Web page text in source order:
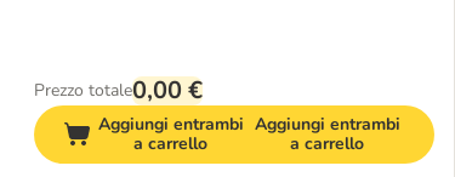
Prezzo totale0,00 €
Aggiungi entrambi
a carrello
Aggiungi entrambi
a carrello